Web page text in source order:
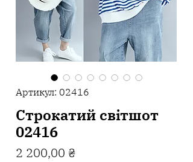
Артикул: 02416
Строкатий світшот
02416
2 200,00 ₴Ціна